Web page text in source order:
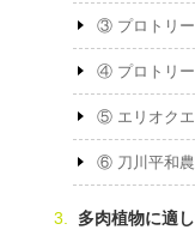
③ プロトリー
④ プロトリー
⑤ エリオクエ
⑥ 刀川平和農
多肉植物に適